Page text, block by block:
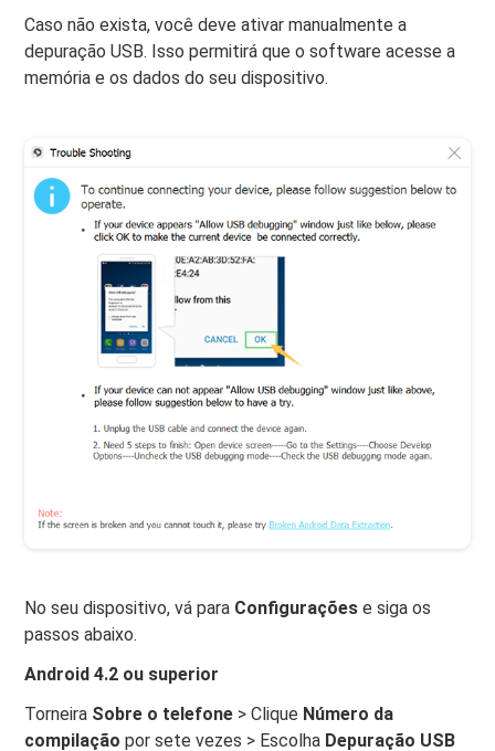
Caso não exista, você deve ativar manualmente a
depuração USB. Isso permitirá que o software acesse a
memória e os dados do seu dispositivo.
No seu dispositivo, vá para Configurações e siga os
passos abaixo.
Android 4.2 ou superior
Torneira Sobre o telefone > Clique Número da
compilaçãopor sete vezes > Escolha Depuração USB